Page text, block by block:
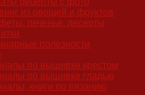
из овощей и фруктов
печенье, десерты
полезности
по вышивке крестом
по вышивке гладью
книги по вязанию